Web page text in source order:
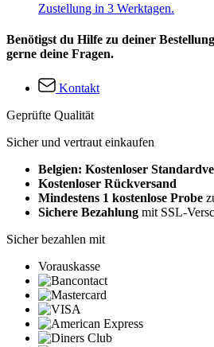
Zustellung in 3 Werktagen.
Benötigst du Hilfe zu deiner
gerne deine Fragen.
Kontakt
Geprüfte Qualität
Sicher und vertraut einkaufen
Belgien: Kostenloser
Kostenloser Rückversand
Mindestens 1 kostenlose Probe
Sichere Bezahlung mit SSL-
Sicher bezahlen mit
Vorauskasse